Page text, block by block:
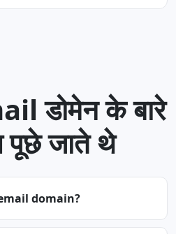
डोमेन के बारे
पूछे जाते थे
domain?